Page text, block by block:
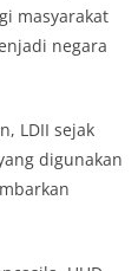
masyarakat
negara
LDII sejak
digunakan